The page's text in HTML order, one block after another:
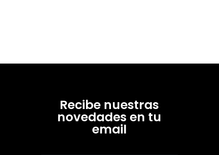
Recibe nuestras
novedades en tu
email